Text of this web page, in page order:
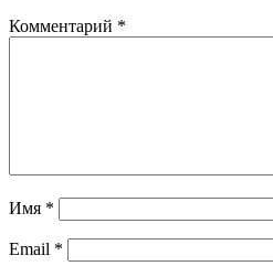
Комментарий *
Имя *
Email *